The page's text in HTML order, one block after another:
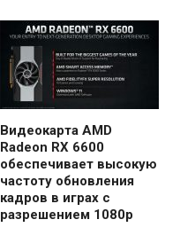
Видеокарта AMD
Radeon RX 6600
обеспечивает высокую
частоту обновления
кадров в играх с
разрешением 1080p